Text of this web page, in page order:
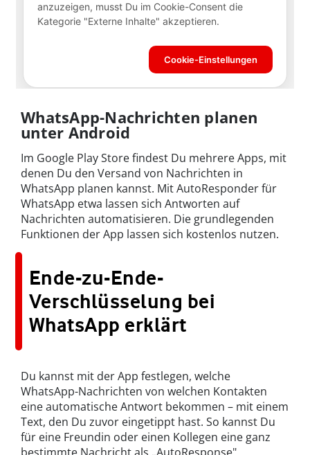
WhatsApp-Nachrichten planen
unter Android
Im Google Play Store findest Du mehrere Apps, mit
denen Du den Versand von Nachrichten in
WhatsApp planen kannst. Mit AutoResponder für
WhatsApp etwa lassen sich Antworten auf
Nachrichten automatisieren. Die grundlegenden
Funktionen der App lassen sich kostenlos nutzen.
Ende-zu-Ende-
Verschlüsselung bei
WhatsApp erklärt
Du kannst mit der App festlegen, welche
WhatsApp-Nachrichten von welchen Kontakten
eine automatische Antwort bekommen – mit einem
Text, den Du zuvor eingetippt hast. So kannst Du
für eine Freundin oder einen Kollegen eine ganz